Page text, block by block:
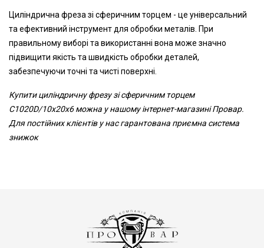
Циліндрична фреза зі сферичним торцем - це універсальний
та ефективний інструмент для обробки металів. При
правильному виборі та використанні вона може значно
підвищити якість та швидкість обробки деталей,
забезпечуючи точні та чисті поверхні.
Купити циліндричну фрезу зі сферичним торцем
C1020D/10x20x6 можна у нашому інтернет-магазині Провар.
Для постійних клієнтів у нас гарантована приємна система
знижок